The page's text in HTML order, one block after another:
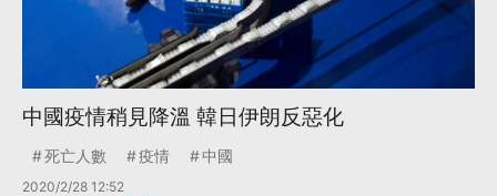
中國疫情稍見降溫 韓日伊朗反惡化
死亡人數 疫情 中國
2020/2/28 12:52